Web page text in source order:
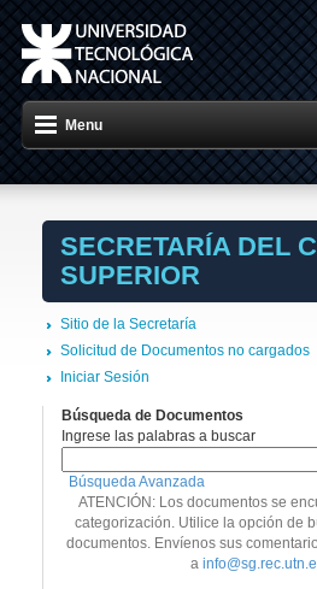
Menu
SECRETARÍA DEL
SUPERIOR
Sitio de la Secretaría
Solicitud de Documentos no cargados
Iniciar Sesión
Búsqueda de Documentos
Ingrese las palabras a buscar
Búsqueda Avanzada
ATENCIÓN: Los documentos se
categorización. Utilice la opción de
documentos. Envíenos sus
a